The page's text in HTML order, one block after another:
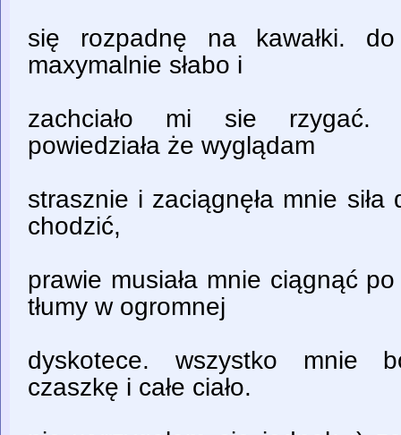
się rozpadnę na kawałki.
maxymalnie słabo i
zachciało mi sie rzygać.
powiedziała że wyglądam
strasznie i zaciągnęła mnie siła
chodzić,
prawie musiała mnie ciągnąć
tłumy w ogromnej
dyskotece. wszystko mnie
czaszkę i całe ciało.